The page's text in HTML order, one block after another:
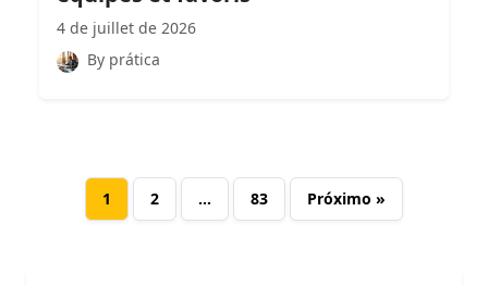
4 de juillet de 2026
By prática
1 2 … 83 Próximo »